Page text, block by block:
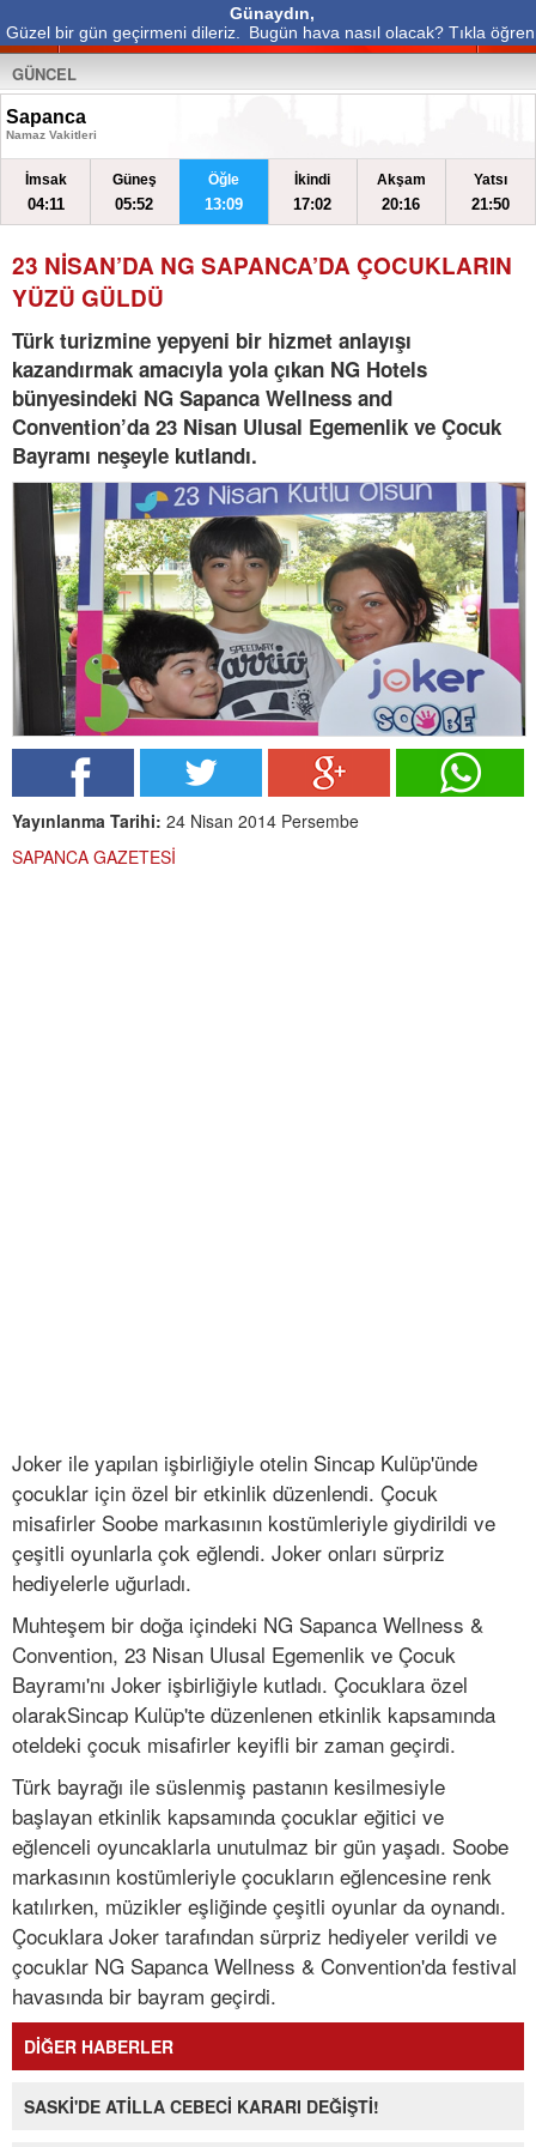
Günaydın,
Güzel bir gün geçirmeni dileriz.
Bugün hava nasıl olacak? Tıkla öğren
GÜNCEL
Sapanca
Namaz Vakitleri
İmsak
04:11
Güneş
05:52
Öğle
13:09
İkindi
17:02
Akşam
20:16
Yatsı
21:50
23 NİSAN’DA NG SAPANCA’DA ÇOCUKLARIN
YÜZÜ GÜLDÜ
Türk turizmine yepyeni bir hizmet anlayışı
kazandırmak amacıyla yola çıkan NG Hotels
bünyesindeki NG Sapanca Wellness and
Convention’da 23 Nisan Ulusal Egemenlik ve Çocuk
Bayramı neşeyle kutlandı.
Yayınlanma Tarihi: 24 Nisan 2014 Persembe
SAPANCA GAZETESİ
Joker ile yapılan işbirliğiyle otelin Sincap Kulüp'ünde
çocuklar için özel bir etkinlik düzenlendi. Çocuk
misafirler Soobe markasının kostümleriyle giydirildi ve
çeşitli oyunlarla çok eğlendi. Joker onları sürpriz
hediyelerle uğurladı.
Muhteşem bir doğa içindeki NG Sapanca Wellness &
Convention, 23 Nisan Ulusal Egemenlik ve Çocuk
Bayramı'nı Joker işbirliğiyle kutladı. Çocuklara özel
olarakSincap Kulüp'te düzenlenen etkinlik kapsamında
oteldeki çocuk misafirler keyifli bir zaman geçirdi.
Türk bayrağı ile süslenmiş pastanın kesilmesiyle
başlayan etkinlik kapsamında çocuklar eğitici ve
eğlenceli oyuncaklarla unutulmaz bir gün yaşadı. Soobe
markasının kostümleriyle çocukların eğlencesine renk
katılırken, müzikler eşliğinde çeşitli oyunlar da oynandı.
Çocuklara Joker tarafından sürpriz hediyeler verildi ve
çocuklar NG Sapanca Wellness & Convention'da festival
havasında bir bayram geçirdi.
DİĞER HABERLER
SASKİ'DE ATİLLA CEBECİ KARARI DEĞİŞTİ!